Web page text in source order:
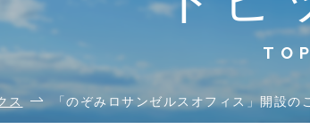
ス 「のぞみロサンゼルスオフィス」開設の